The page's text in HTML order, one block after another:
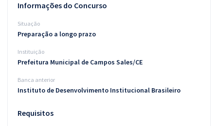
Conteúdo gratuito
Blog
Informações do Concurso
Situação
Preparação a longo prazo
Instituição
Prefeitura Municipal de Campos Sales/CE
Banca anterior
Instituto de Desenvolvimento Institucional Brasileiro
Requisitos